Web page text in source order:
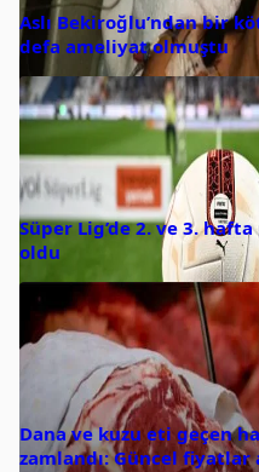
Aslı Bekiroğlu’ndan bir
defa ameliyat olmuştu
Süper Lig’de 2. ve 3.
oldu
Dana ve kuzu eti geçen
zamlandı: Güncel fiyatlar